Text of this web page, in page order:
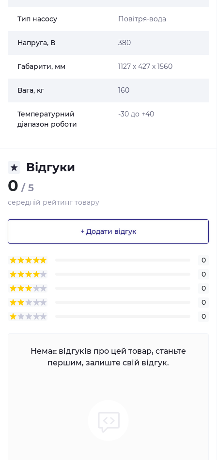
Тип насосу Повітря-вода
Напруга, В 380
Габарити, мм 1127 x 427 x 1560
Вага, кг 160
Температурний
діапазон роботи
-30 до +40
Відгуки
0 / 5
середній рейтинг товару
+ Додати відгук
0
0
0
0
0
Немає відгуків про цей товар, станьте
першим, залиште свій відгук.